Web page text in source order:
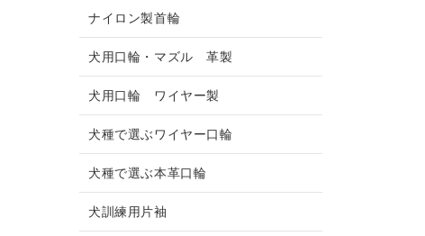
ナイロン製首輪
犬用口輪・マズル 革製
犬用口輪 ワイヤー製
犬種で選ぶワイヤー口輪
犬種で選ぶ本革口輪
犬訓練用片袖